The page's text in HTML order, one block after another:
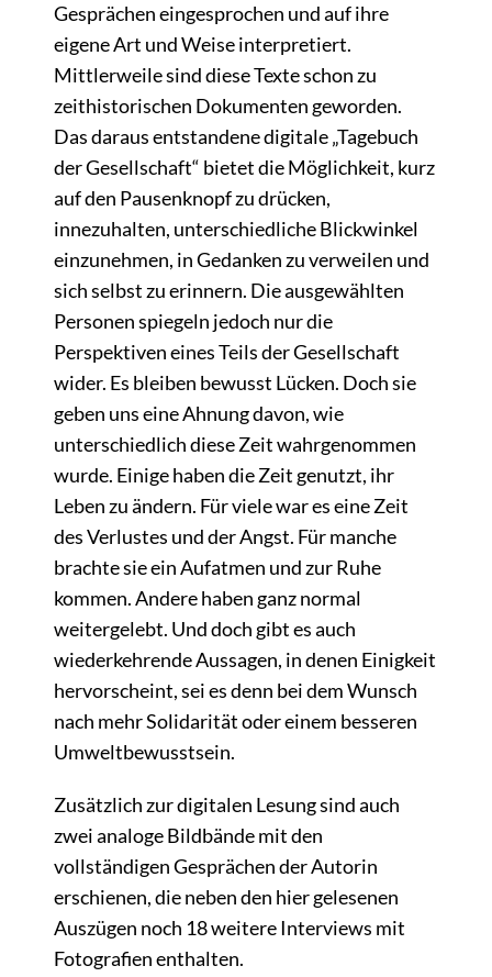
Gesprächen eingesprochen und auf ihre
eigene Art und Weise interpretiert.
Mittlerweile sind diese Texte schon zu
zeithistorischen Dokumenten geworden.
Das daraus entstandene digitale „Tagebuch
der Gesellschaft“ bietet die Möglichkeit, kurz
auf den Pausenknopf zu drücken,
innezuhalten, unterschiedliche Blickwinkel
einzunehmen, in Gedanken zu verweilen und
sich selbst zu erinnern. Die ausgewählten
Personen spiegeln jedoch nur die
Perspektiven eines Teils der Gesellschaft
wider. Es bleiben bewusst Lücken. Doch sie
geben uns eine Ahnung davon, wie
unterschiedlich diese Zeit wahrgenommen
wurde. Einige haben die Zeit genutzt, ihr
Leben zu ändern. Für viele war es eine Zeit
des Verlustes und der Angst. Für manche
brachte sie ein Aufatmen und zur Ruhe
kommen. Andere haben ganz normal
weitergelebt. Und doch gibt es auch
wiederkehrende Aussagen, in denen Einigkeit
hervorscheint, sei es denn bei dem Wunsch
nach mehr Solidarität oder einem besseren
Umweltbewusstsein.
Zusätzlich zur digitalen Lesung sind auch
zwei analoge Bildbände mit den
vollständigen Gesprächen der Autorin
erschienen, die neben den hier gelesenen
Auszügen noch 18 weitere Interviews mit
Fotografien enthalten.